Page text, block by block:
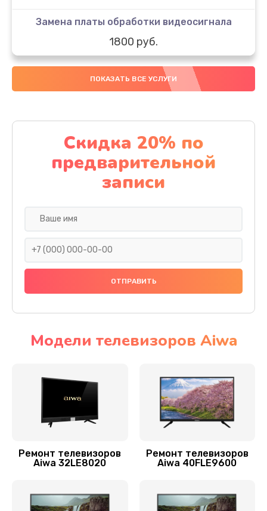
Замена платы обработки видеосигнала
1800 руб.
Заказать
Замена предохранителя
Замена разъема питания
1200 руб.
1500 руб.
Заказать
Заказать
1500 руб.
Замена шнура питания
ПОКАЗАТЬ ВСЕ УСЛУГИ
Скидка 20% по
предварительной
записи
Модели телевизоров Aiwa
Ремонт телевизоров
Aiwa 32LE8020
Ремонт телевизоров
Aiwa 40FLE9600